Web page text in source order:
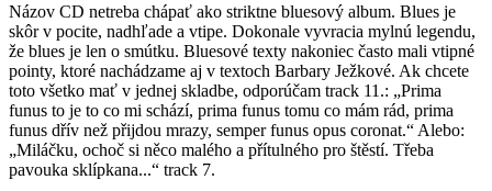
Názov CD netreba chápať ako striktne bluesový album. Blues je
skôr v pocite, nadhľade a vtipe. Dokonale vyvracia mylnú legendu,
že blues je len o smútku. Bluesové texty nakoniec často mali vtipné
pointy, ktoré nachádzame aj v textoch Barbary Ježkové. Ak chcete
toto všetko mať v jednej skladbe, odporúčam track 11.: „Prima
funus to je to co mi schází, prima funus tomu co mám rád, prima
funus dřív než přijdou mrazy, semper funus opus coronat.“ Alebo:
„Miláčku, ochoč si něco malého a přítulného pro štěstí. Třeba
pavouka sklípkana...“ track 7.